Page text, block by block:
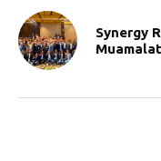
Synergy